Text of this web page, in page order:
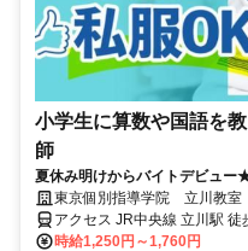
小学生に算数や国語を
師
夏休み明けからバイトデビュ
服でok◎
東京個別指導学院 立川教室
アクセス JR中央線 立川駅 徒
時給1,250円～1,760円